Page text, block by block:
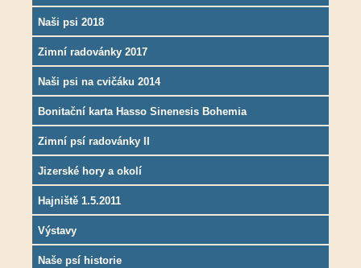
Naši psi 2018
Zimní radovánky 2017
Naši psi na cvičáku 2014
Bonitační karta Hasso Sinenesis Bohemia
Zimní psí radovánky II
Jizerské hory a okolí
Hajniště 1.5.2011
Výstavy
Naše psí historie